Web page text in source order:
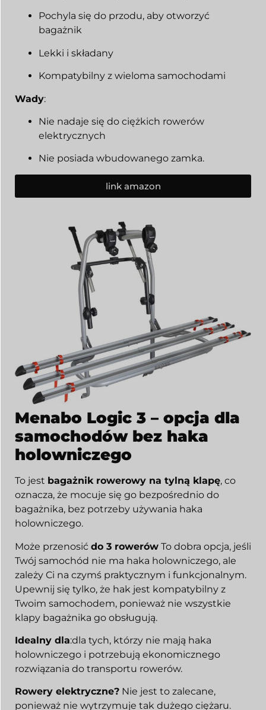
Pochyla się do przodu, aby otworzyć
bagażnik
Lekki i składany
Kompatybilny z wieloma samochodami
Wady:
Nie nadaje się do ciężkich rowerów
elektrycznych
Nie posiada wbudowanego zamka.
link amazon
Menabo Logic 3 – opcja dla
samochodów bez haka
holowniczego
To jest bagażnik rowerowy na tylną klapę, co
oznacza, że mocuje się go bezpośrednio do
bagażnika, bez potrzeby używania haka
holowniczego.
Może przenosić do 3 rowerów To dobra opcja, jeśli
Twój samochód nie ma haka holowniczego, ale
zależy Ci na czymś praktycznym i funkcjonalnym.
Upewnij się tylko, że hak jest kompatybilny z
Twoim samochodem, ponieważ nie wszystkie
klapy bagażnika go obsługują.
Idealny dla:dla tych, którzy nie mają haka
holowniczego i potrzebują ekonomicznego
rozwiązania do transportu rowerów.
Rowery elektryczne? Nie jest to zalecane,
ponieważ nie wytrzymuje tak dużego ciężaru.